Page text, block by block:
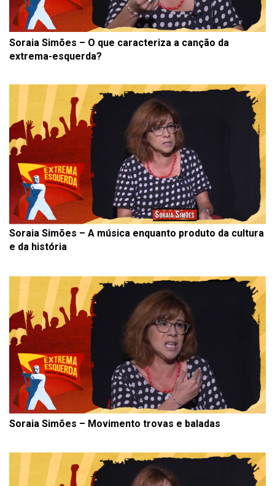
Soraia Simões – O que caracteriza a canção da
extrema-esquerda?
Soraia Simões – A música enquanto produto da cultura
e da história
Soraia Simões – Movimento trovas e baladas